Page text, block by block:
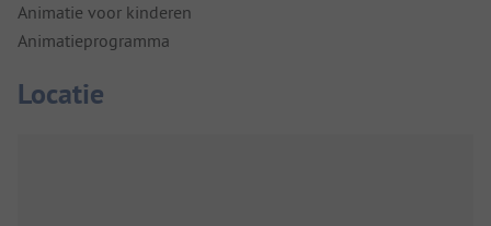
Animatie voor kinderen
Animatieprogramma
Locatie